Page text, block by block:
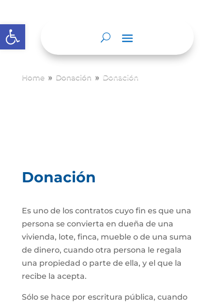
Abrir barra de herramientas
Home 9 Donación 9 Donación
Donación
Es uno de los contratos cuyo fin es que una
persona se convierta en dueña de una
vivienda, lote, finca, mueble o de una suma
de dinero, cuando otra persona le regala
una propiedad o parte de ella, y el que la
recibe la acepta.
Sólo se hace por escritura pública, cuando